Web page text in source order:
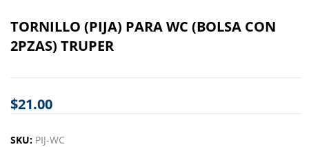
TORNILLO (PIJA) PARA WC (BOLSA CON
2PZAS) TRUPER
$21.00
SKU: PIJ-WC